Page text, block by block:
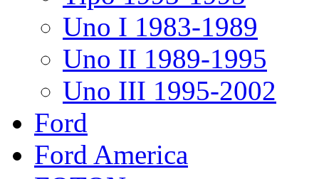
Uno I 1983-1989
Uno II 1989-1995
Uno III 1995-2002
Ford
Ford America